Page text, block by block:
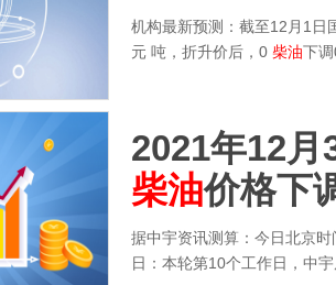
机构最新预测：截至12月1日
元 吨，折升价后，0 柴油下
2021年12
柴油价格下
据中宇资讯测算：今日北京
日：本轮第10个工作日，中